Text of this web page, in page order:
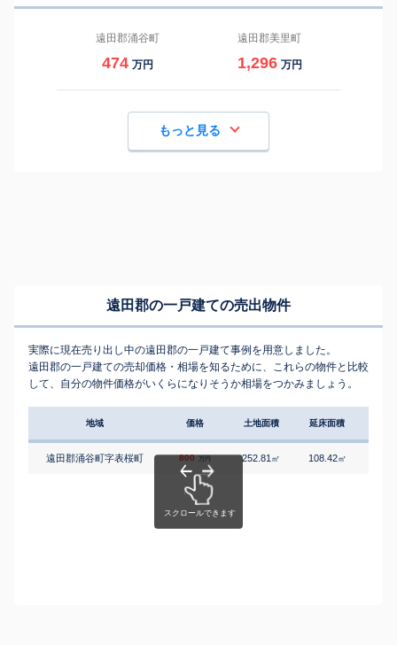
遠田郡涌谷町
474 万円
遠田郡美里町
1,296 万円
もっと見る
遠田郡の一戸建ての売出物件
実際に現在売り出し中の遠田郡の一戸建て事例を用意しました。
遠田郡の一戸建ての売却価格・相場を知るために、これらの物件と比較
して、自分の物件価格がいくらになりそうか相場をつかみましょう。
地域 価格 土地面積 延床面積
遠田郡涌谷町字表桜町 800 万円 252.81 ㎡ 108.42㎡